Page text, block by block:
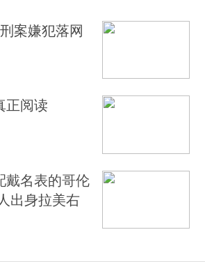
案嫌犯落网
正阅读
戴名表的哥伦
出身拉美右